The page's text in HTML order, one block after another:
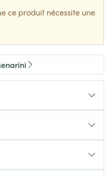
ce produit nécessite une